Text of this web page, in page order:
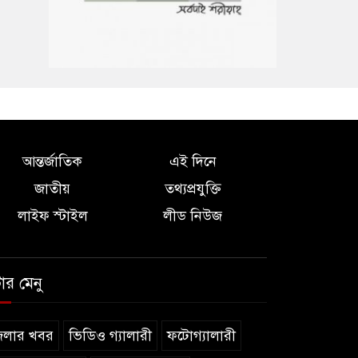
আন্তর্জাতিক
এই দিনে
জাতীয়
তথ্যপ্রযুক্তি
লাইফ স্টাইল
লীড নিউজ
মেনু
খবর ভিডিও গ্যালারী ফটোগ্যালারী